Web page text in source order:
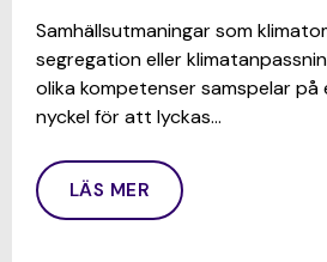
Samhällsutmaningar som
segregation eller
olika kompetenser samspelar
nyckel för att lyckas…
LÄS MER